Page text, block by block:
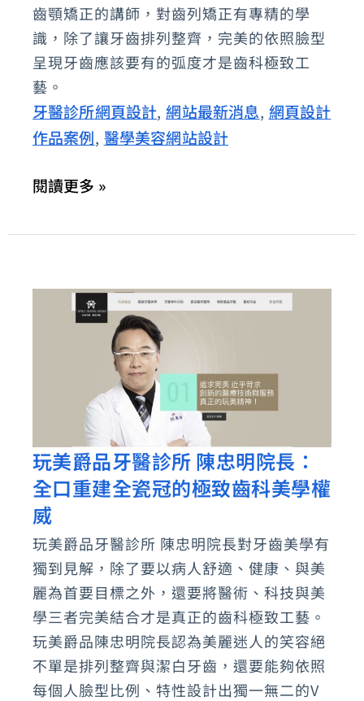
齒顎矯正的講師，對齒列矯正有專精的學
識，除了讓牙齒排列整齊，完美的依照臉型
呈現牙齒應該要有的弧度才是齒科極致工
藝。
牙醫診所網頁設計, 網站最新消息, 網頁設計
作品案例, 醫學美容網站設計
診
所：
隱
形
矯
正、
童
閱讀更多 »
玩美爵品牙醫診所 陳忠明院長：
全口重建全瓷冠的極致齒科美學權
威
玩美爵品牙醫診所 陳忠明院長對牙齒美學有
獨到見解，除了要以病人舒適、健康、與美
麗為首要目標之外，還要將醫術、科技與美
學三者完美結合才是真正的齒科極致工藝。
玩美爵品陳忠明院長認為美麗迷人的笑容絕
不單是排列整齊與潔白牙齒，還要能夠依照
每個人臉型比例、特性設計出獨一無二的V
玩
美
爵
品
牙
醫
診
所
陳
忠